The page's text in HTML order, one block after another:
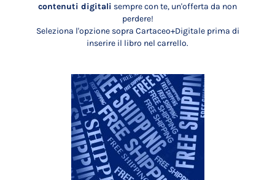
contenuti digitali sempre con te, un'offerta da non
perdere!
Seleziona l'opzione sopra Cartaceo+Digitale prima di
inserire il libro nel carrello.